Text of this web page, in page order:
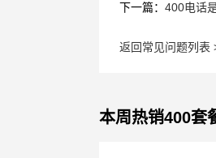
下一篇： 400电话
返回常见问题列表
本周热销400套